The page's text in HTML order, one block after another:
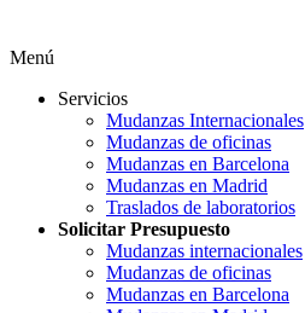
Menú
Servicios
Mudanzas Internacionales
Mudanzas de oficinas
Mudanzas en Barcelona
Mudanzas en Madrid
Traslados de laboratorios
Solicitar Presupuesto
Mudanzas internacionales
Mudanzas de oficinas
Mudanzas en Barcelona